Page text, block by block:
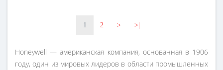
1 2 > >|
Honeywell — американская компания, основанная в 1906
году, один из мировых лидеров в области промышленных